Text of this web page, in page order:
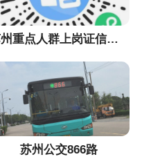
苏州重点人群上岗证信息采集小程序
苏州公交866路